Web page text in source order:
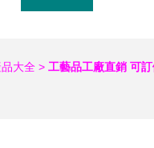
品大全 > 工藝品工廠直銷 可